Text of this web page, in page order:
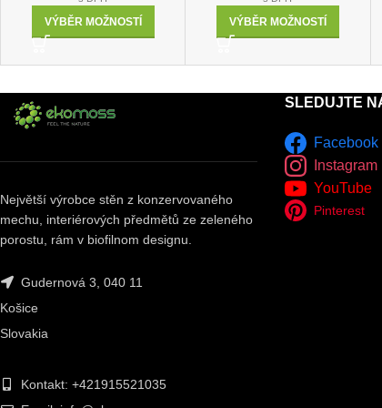
VÝBĚR MOŽNOSTÍ VÝBĚR MOŽNOSTÍ
Největší výrobce stěn z konzervovaného
mechu, interiérových předmětů ze zeleného
porostu, rám v biofilnom designu.
Gudernová 3, 040 11
Košice
Slovakia
Kontakt: +421915521035
SLEDUJTE
Facebook
Instagram
YouTube
Pinterest